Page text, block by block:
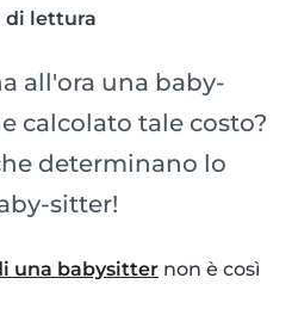
di lettura
all'ora una baby-
calcolato tale costo?
determinano lo
sitter!
una babysitter non è così